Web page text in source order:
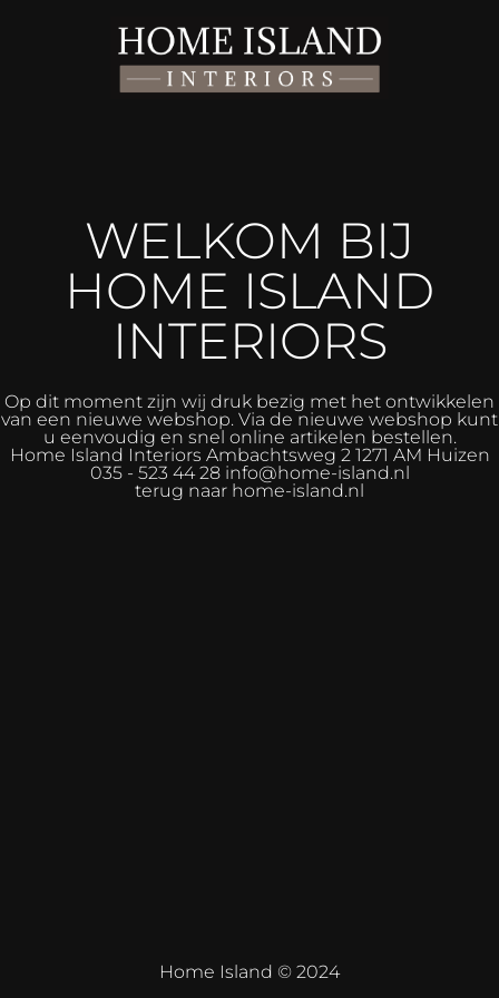
WELKOM BIJ
HOME ISLAND
INTERIORS
Op dit moment zijn wij druk bezig met het ontwikkelen
van een nieuwe webshop. Via de nieuwe webshop kunt
u eenvoudig en snel online artikelen bestellen.
Home Island Interiors Ambachtsweg 2 1271 AM Huizen
035 - 523 44 28 info@home-island.nl
terug naar home-island.nl
Home Island © 2024